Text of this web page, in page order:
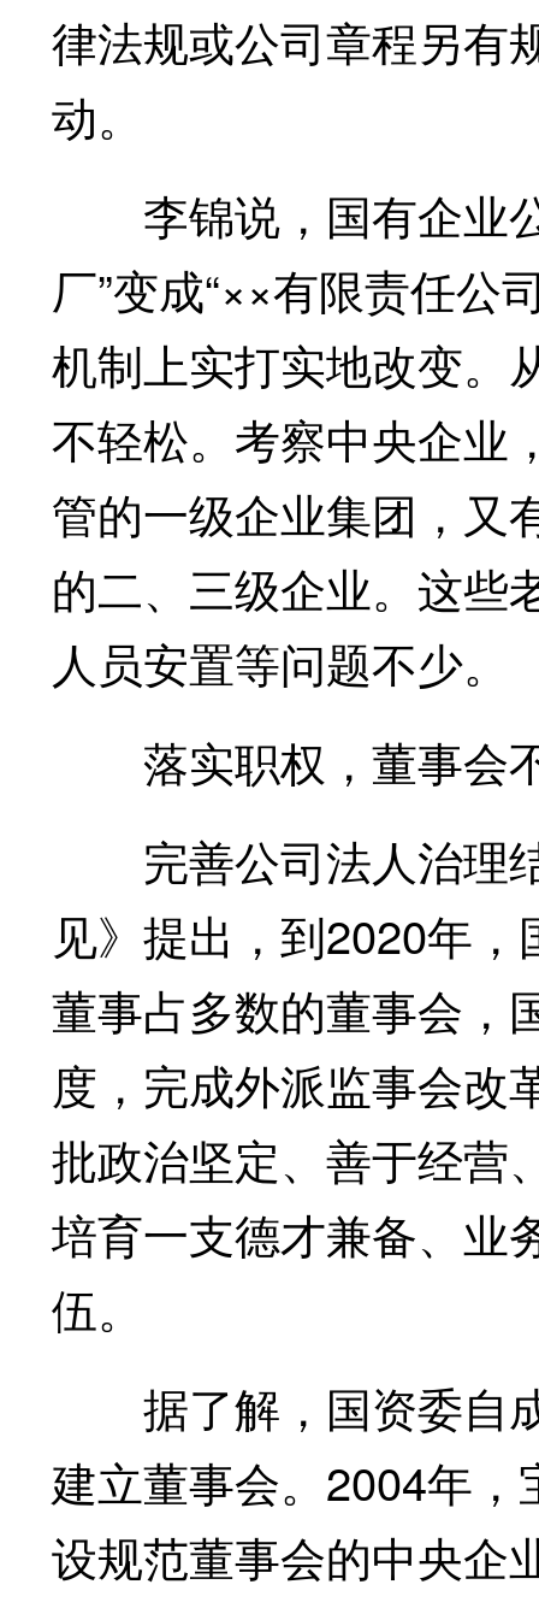
律法规或公司章程另有
动。
李锦说，国有企业
厂”变成“××有限责任公
机制上实打实地改变。
不轻松。考察中央企业
管的一级企业集团，又
的二、三级企业。这些
人员安置等问题不少。
落实职权，董事会
完善公司法人治理
见》提出，到2020年
董事占多数的董事会，
度，完成外派监事会改
批政治坚定、善于经营
培育一支德才兼备、业
伍。
据了解，国资委自
建立董事会。2004年
设规范董事会的中央企